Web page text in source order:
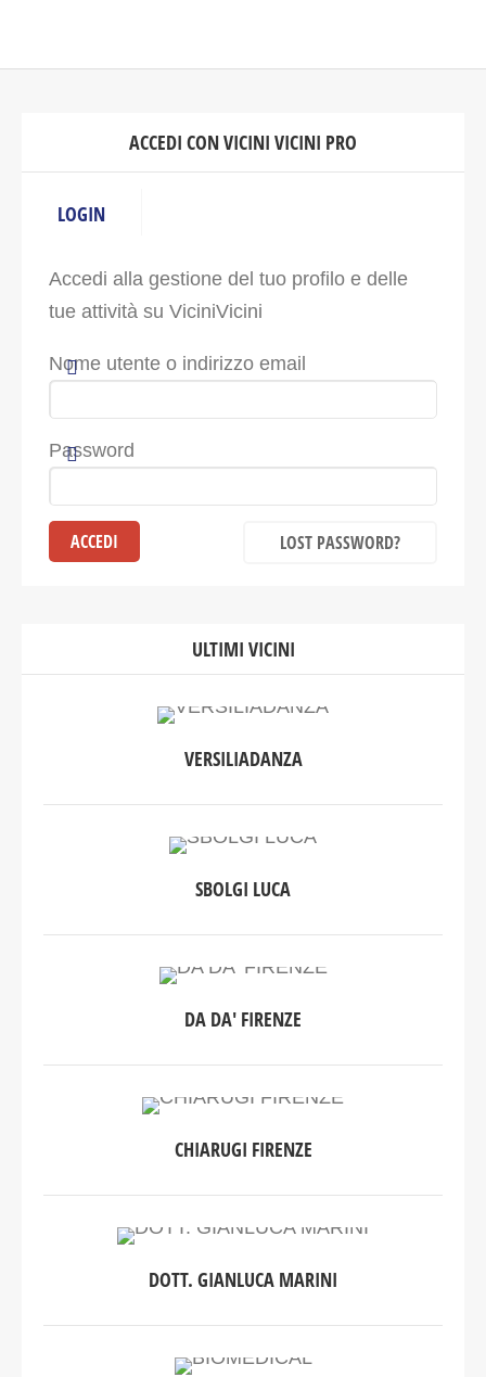
ACCEDI CON VICINI VICINI PRO
LOGIN
Accedi alla gestione del tuo profilo e delle
tue attività su ViciniVicini
Nome utente o indirizzo email
Password
LOST PASSWORD?
ULTIMI VICINI
VERSILIADANZA
SBOLGI LUCA
DA DA' FIRENZE
CHIARUGI FIRENZE
DOTT. GIANLUCA MARINI